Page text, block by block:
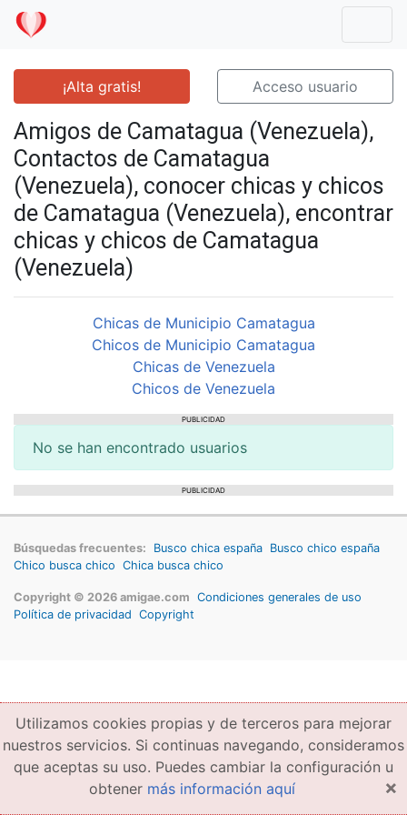
¡Alta gratis! Acceso usuario
Amigos de Camatagua (Venezuela),
Contactos de Camatagua
(Venezuela), conocer chicas y chicos
de Camatagua (Venezuela), encontrar
chicas y chicos de Camatagua
(Venezuela)
Chicas de Municipio Camatagua
Chicos de Municipio Camatagua
Chicas de Venezuela
Chicos de Venezuela
PUBLICIDAD
No se han encontrado usuarios
PUBLICIDAD
Búsquedas frecuentes: Busco chica españa Busco chico españa
Chico busca chico Chica busca chico
Copyright © 2026 amigae.com Condiciones generales de uso
Política de privacidad Copyright
Utilizamos cookies propias y de terceros para mejorar
nuestros servicios. Si continuas navegando, consideramos
que aceptas su uso. Puedes cambiar la configuración u
obtener más información aquí ×